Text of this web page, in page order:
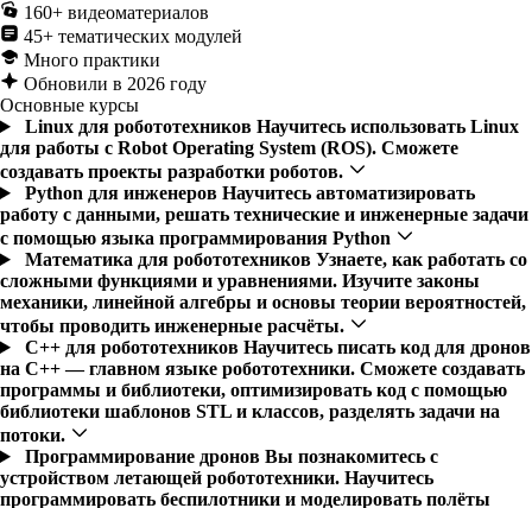
160+ видеоматериалов
45+ тематических модулей
Много практики
Обновили в 2026 году
Основные курсы
Linux для робототехников Научитесь использовать Linux
для работы с Robot Operating System (ROS). Сможете
создавать проекты разработки роботов.
Python для инженеров Научитесь автоматизировать
работу с данными, решать технические и инженерные задачи
с помощью языка программирования Python
Математика для робототехников Узнаете, как работать со
сложными функциями и уравнениями. Изучите законы
механики, линейной алгебры и основы теории вероятностей,
чтобы проводить инженерные расчёты.
C++ для робототехников Научитесь писать код для дронов
на С++ — главном языке робототехники. Сможете создавать
программы и библиотеки, оптимизировать код с помощью
библиотеки шаблонов STL и классов, разделять задачи на
потоки.
Программирование дронов Вы познакомитесь с
устройством летающей робототехники. Научитесь
программировать беспилотники и моделировать полёты